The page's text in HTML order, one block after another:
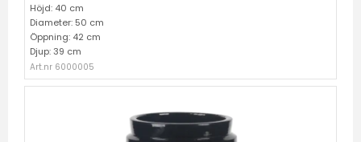
Höjd: 40 cm
Diameter: 50 cm
Öppning: 42 cm
Djup: 39 cm
Art.nr 6000005